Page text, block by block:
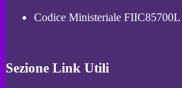
Codice Ministeriale FIIC85700L
Sezione Link Utili